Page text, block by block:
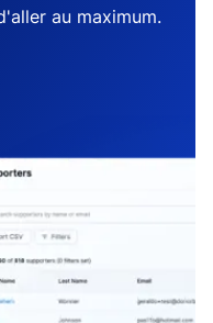
au maximum.